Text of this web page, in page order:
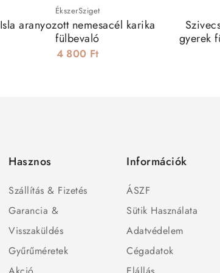
ÉkszerSziget
Isla aranyozott nemesacél karika
fülbevaló
4 800 Ft
gyerek
Hasznos
Szállítás & Fizetés
Garancia &
Visszaküldés
Gyűrűméretek
Információk
ÁSZF
Sütik Használata
Adatvédelem
Cégadatok